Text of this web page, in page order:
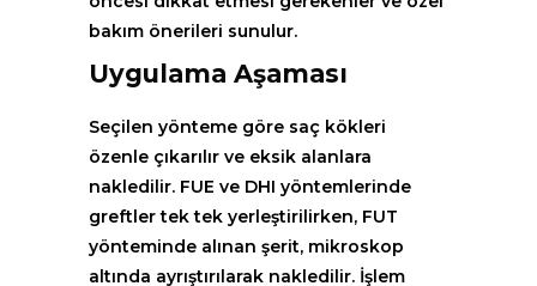
bakım önerileri sunulur.
Uygulama Aşaması
Seçilen yönteme göre saç kökleri
özenle çıkarılır ve eksik alanlara
nakledilir. FUE ve DHI yöntemlerinde
greftler tek tek yerleştirilirken, FUT
yönteminde alınan şerit, mikroskop
altında ayrıştırılarak nakledilir. İşlem